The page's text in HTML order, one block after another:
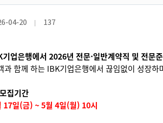
04-20 137
업은행에서 2026년 전문·일반계약직 및 전문
과 함께 하는 IBK기업은행에서 끊임없이 성장
모집기간
17일(금) ~ 5월 4일(월) 10시